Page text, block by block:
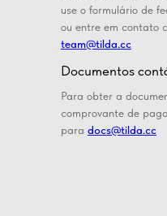
use o formulário de
ou entre em contato
team@tilda.cc
Documentos
Para obter a
comprovante de
para docs@tilda.cc